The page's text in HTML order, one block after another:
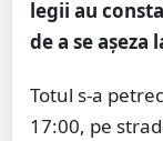
legii au
de a se așeza
Totul s-a
17:00, pe